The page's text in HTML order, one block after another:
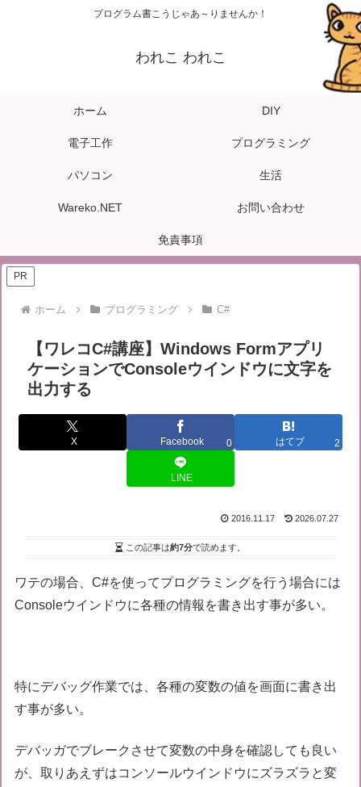
プログラム書こうじゃあ～りませんか！
われこ われこ
ホーム DIY
電子工作 プログラミング
パソコン 生活
Wareko.NET お問い合わせ
免責事項
PR
ホーム プログラミング C#
【ワレコC#講座】Windows Formアプリ
ケーションでConsoleウインドウに文字を
出力する
X Facebook 0 はてブ 2
LINE
2016.11.17 2026.07.27
この記事は約7分で読めます。
ワテの場合、C#を使ってプログラミングを行う場合には
Consoleウインドウに各種の情報を書き出す事が多い。
特にデバッグ作業では、各種の変数の値を画面に書き出
す事が多い。
デバッガでブレークさせて変数の中身を確認しても良い
が、取りあえずはコンソールウインドウにズラズラと変